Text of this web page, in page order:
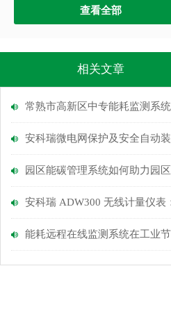
查看全部
相关文章